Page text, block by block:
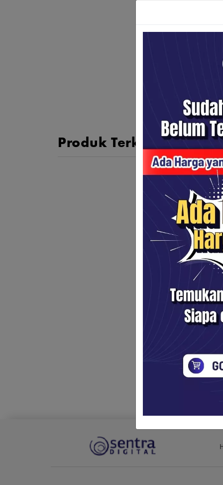
Security
Xiaomi
Produk Terkait